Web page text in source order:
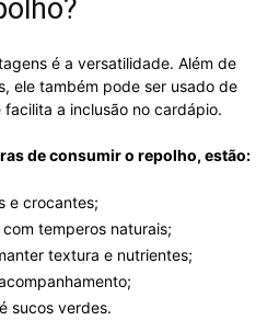
é a versatilidade. Além de
ele também pode ser usado de
a inclusão no cardápio.
de consumir o repolho, estão:
e crocantes;
temperos naturais;
textura e nutrientes;
sucos verdes.